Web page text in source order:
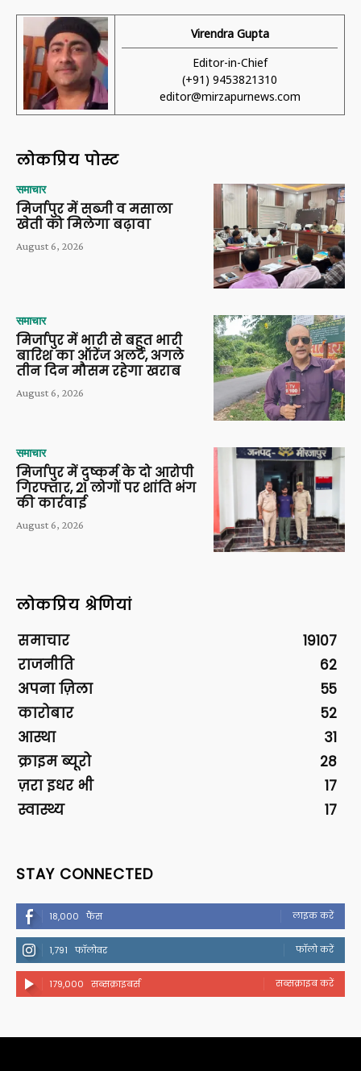
Virendra Gupta
Editor-in-Chief
(+91) 9453821310
editor@mirzapurnews.com
लोकप्रिय पोस्ट
समाचार
मिर्जापुर में सब्जी व मसाला
खेती को मिलेगा बढ़ावा
August 6, 2026
समाचार
मिर्जापुर में भारी से बहुत भारी
बारिश का ऑरेंज अलर्ट, अगले
तीन दिन मौसम रहेगा खराब
August 6, 2026
समाचार
मिर्जापुर में दुष्कर्म के दो आरोपी
गिरफ्तार, 21 लोगों पर शांति भंग
की कार्रवाई
August 6, 2026
लोकप्रिय श्रेणियां
समाचार
19107
राजनीति
62
अपना ज़िला
55
कारोबार
52
आस्था
31
क्राइम ब्यूरो
28
ज़रा इधर भी
17
स्वास्थ्य
17
STAY CONNECTED
18,000 फैंस लाइक करें
1,791 फॉलोवर फॉलो करें
179,000 सब्सक्राइबर्स सब्सक्राइब करें